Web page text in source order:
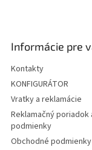
Informácie pre
Kontakty
KONFIGURÁTOR
Vratky a reklamácie
Reklamačný poriadok
podmienky
Obchodné podmienky